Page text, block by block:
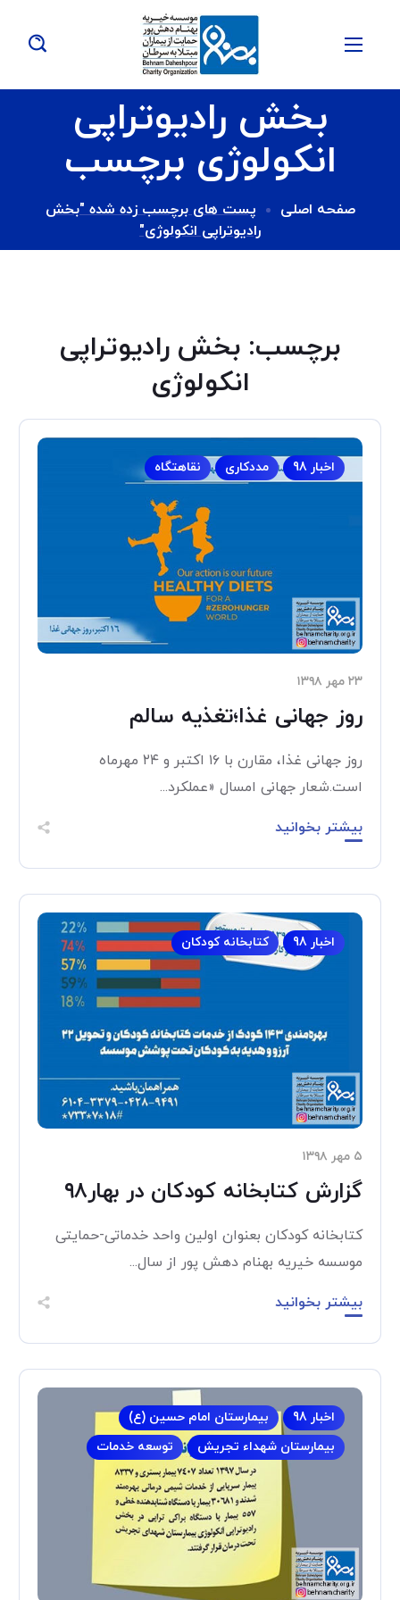
بخش رادیوتراپی
انکولوژی برچسب
صفحه اصلی
پست های برچسب زده شده "بخش
رادیوتراپی انکولوژی"
برچسب: بخش رادیوتراپی
انکولوژی
اخبار 98 مددکاری نقاهتگاه
۲۳ مهر ۱۳۹۸
روز جهانی غذا؛تغذیه سالم
روز جهانی غذا، مقارن با ۱۶ اکتبر و ۲۴ مهرماه
است.شعار جهانی امسال «عملکرد...
بیشتر بخوانید
اخبار 98 کتابخانه کودکان
۵ مهر ۱۳۹۸
گزارش کتابخانه کودکان در بهار۹۸
کتابخانه کودکان بعنوان اولین واحد خدماتی-حمایتی
موسسه خیریه بهنام دهش پور از سال...
بیشتر بخوانید
اخبار 98
بیمارستان امام حسین (ع)
بیمارستان شهداء تجریش
توسعه خدمات